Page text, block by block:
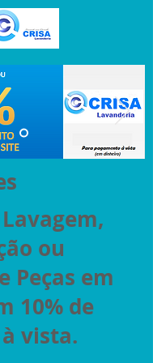
ou
Peças em
10% de
vista.